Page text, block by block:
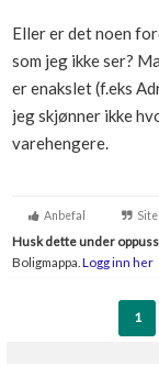
Eller er det noen
som jeg ikke ser?
er enakslet (f.eks
jeg skjønner ikke
varehengere.
Anbefal
Husk dette under
Boligmappa. Logg inn her
1